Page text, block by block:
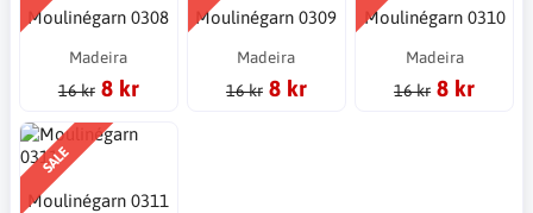
Moulinégarn 0308
Madeira
16 kr 8 kr
Moulinégarn 0309
Madeira
16 kr 8 kr
Moulinégarn 0310
Madeira
16 kr 8 kr
SALE
Moulinégarn 0311